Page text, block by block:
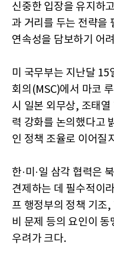
신중한 입장을 유지하
과 거리를 두는 전략을
연속성을 담보하기 어
미 국무부는 지난달 15
회의(MSC)에서 마코
시 일본 외무상, 조태
력 강화를 논의했다고
인 정책 조율로 이어질
한·미·일 삼각 협력은
견제하는 데 필수적이
프 행정부의 정책 기조,
비 문제 등의 요인이
우려가 크다.